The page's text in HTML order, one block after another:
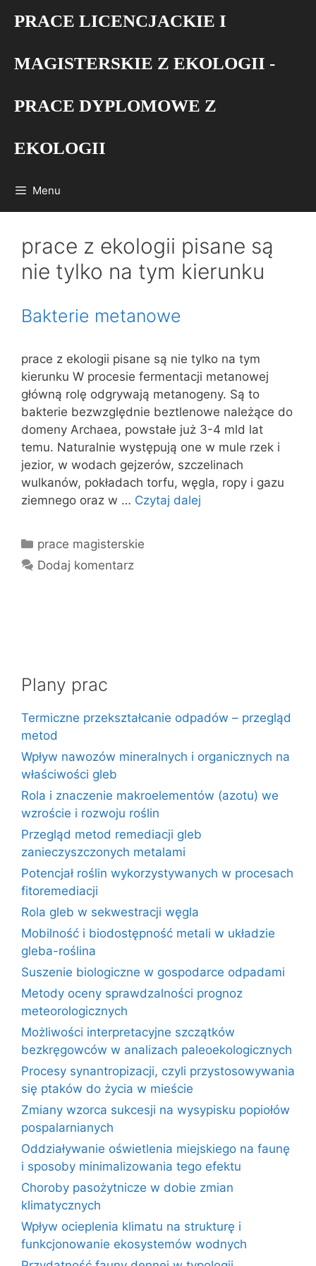
PRACE LICENCJACKIE I
MAGISTERSKIE Z EKOLOGII -
PRACE DYPLOMOWE Z
EKOLOGII
Menu
prace z ekologii pisane są
nie tylko na tym kierunku
Bakterie metanowe
prace z ekologii pisane są nie tylko na tym
kierunku W procesie fermentacji metanowej
główną rolę odgrywają metanogeny. Są to
bakterie bezwzględnie beztlenowe należące do
domeny Archaea, powstałe już 3-4 mld lat
temu. Naturalnie występują one w mule rzek i
jezior, w wodach gejzerów, szczelinach
wulkanów, pokładach torfu, węgla, ropy i gazu
ziemnego oraz w … Czytaj dalej
Kategorie
prace magisterskie
Dodaj komentarz
Plany prac
Termiczne przekształcanie odpadów – przegląd
metod
Wpływ nawozów mineralnych i organicznych na
właściwości gleb
Rola i znaczenie makroelementów (azotu) we
wzroście i rozwoju roślin
Przegląd metod remediacji gleb
zanieczyszczonych metalami
Potencjał roślin wykorzystywanych w procesach
fitoremediacji
Rola gleb w sekwestracji węgla
Mobilność i biodostępność metali w układzie
gleba-roślina
Suszenie biologiczne w gospodarce odpadami
Metody oceny sprawdzalności prognoz
meteorologicznych
Możliwości interpretacyjne szczątków
bezkręgowców w analizach paleoekologicznych
Procesy synantropizacji, czyli przystosowywania
się ptaków do życia w mieście
Zmiany wzorca sukcesji na wysypisku popiołów
pospalarnianych
Oddziaływanie oświetlenia miejskiego na faunę
i sposoby minimalizowania tego efektu
Choroby pasożytnicze w dobie zmian
klimatycznych
Wpływ ocieplenia klimatu na strukturę i
funkcjonowanie ekosystemów wodnych